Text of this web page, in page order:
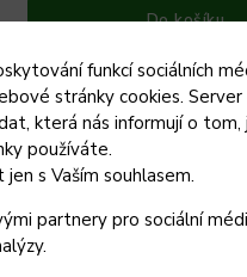
funkcí sociálních
stránky cookies. Server
která nás informují o tom,
používáte.
s Vaším souhlasem.
partnery pro sociální
Do košíku
Vytvoří bohatou a krémovou
několika sekund Profesionální
vašeho latté, cappuccina,
čokolády nebo matcha latté.
nerezové...